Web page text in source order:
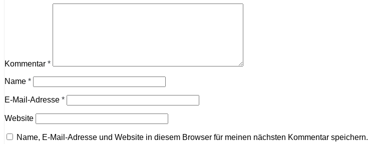
Kommentar *
Name *
E-Mail-Adresse *
Website
Name, E-Mail-Adresse und Website in diesem Browser für meinen nächsten Kommentar speichern.